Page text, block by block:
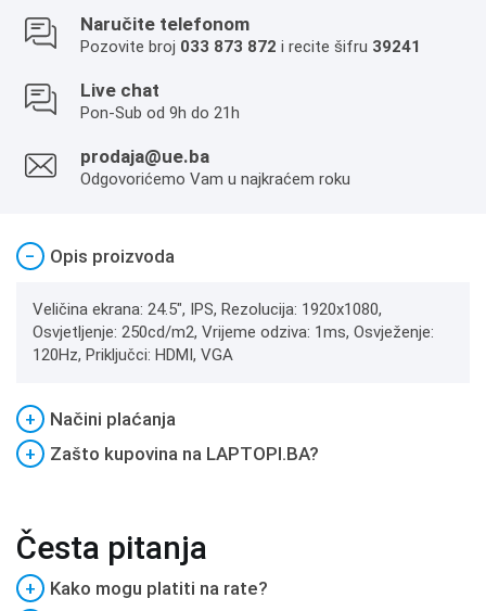
Naručite telefonom
Pozovite broj 033 873 872 i recite šifru 39241
Live chat
Pon-Sub od 9h do 21h
prodaja@ue.ba
Odgovorićemo Vam u najkraćem roku
− Opis proizvoda
Veličina ekrana: 24.5", IPS, Rezolucija: 1920x1080,
Osvjetljenje: 250cd/m2, Vrijeme odziva: 1ms, Osvježenje:
120Hz, Priključci: HDMI, VGA
+
Načini plaćanja
+
Zašto kupovina na LAPTOPI.BA?
Česta pitanja
+
Kako mogu platiti na rate?